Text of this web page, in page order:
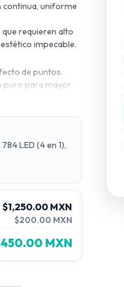
continua, uniforme
requieren alto
impecable.
de puntos.
puro para mayor
inteligente de cada
precisa y natural.
decoración,
LED (4 en 1),
$1,250.00 MXN
$200.00 MXN
MXN